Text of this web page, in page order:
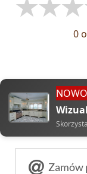
0
Zamów